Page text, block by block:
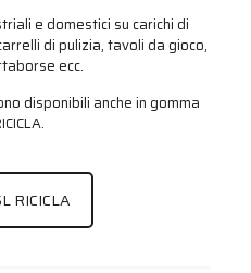
e domestici su carichi di
di pulizia, tavoli da gioco,
ecc.
disponibili anche in gomma
RICICLA